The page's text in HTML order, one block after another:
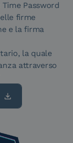
Password
firme
e la firma
la quale
attraverso